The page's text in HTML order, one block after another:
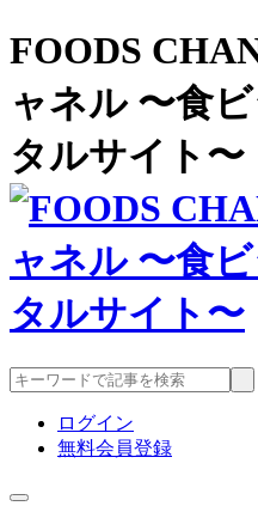
FOODS
ャネル 〜食
タルサイト〜
ログイン
無料会員登録